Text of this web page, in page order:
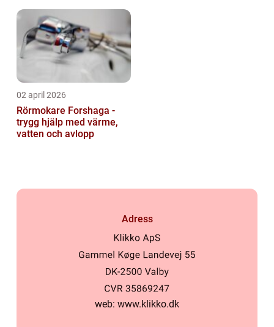
02 april 2026
Rörmokare Forshaga -
trygg hjälp med värme,
vatten och avlopp
Adress
web: www.klikko.dk